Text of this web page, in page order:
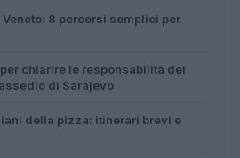
Veneto: 8 percorsi semplici per
chiarire le responsabilità dei
di Sarajevo
della pizza: itinerari brevi e